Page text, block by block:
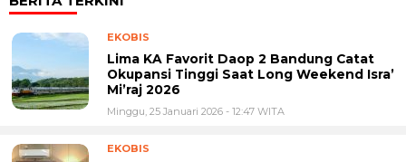
EKOBIS
Lima KA Favorit Daop 2 Bandung Catat
Okupansi Tinggi Saat Long Weekend Isra’
Mi’raj 2026
Minggu, 25 Januari 2026 - 12:47 WITA
EKOBIS